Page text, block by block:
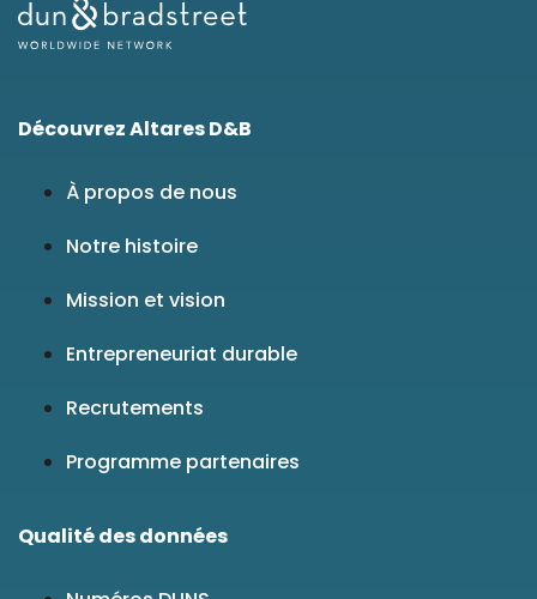
Découvrez Altares D&B
À propos de nous
Notre histoire
Mission et vision
Entrepreneuriat durable
Recrutements
Programme partenaires
Qualité des données